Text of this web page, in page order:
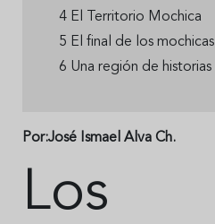
4 El Territorio Mochica
5 El final de los mochicas
6 Una región de historias
Por:José Ismael Alva Ch.
Los